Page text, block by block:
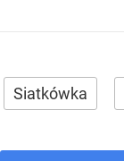
Siatkówka